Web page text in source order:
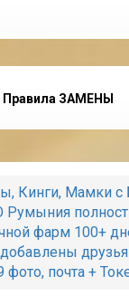
Правила ЗАМЕНЫ
Кинги, Мамки с
Румыния
фарм 100+
почта +